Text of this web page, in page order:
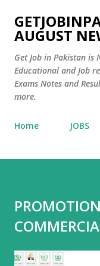
GETJOBINPAKISTAN |NO.1
AUGUST
Get Job in Pakistan is
Educational and Job
Exams Notes and
more.
Home JOBS